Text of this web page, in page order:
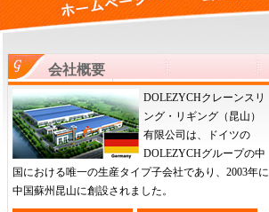
会社概要
DOLEZYCHクレーンスリ
ング・リギング（昆山）
有限公司は、ドイツの
DOLEZYCHグループの中
国における唯一の生産タイプ子会社であり、2003年に
中国蘇州昆山に創設されました。